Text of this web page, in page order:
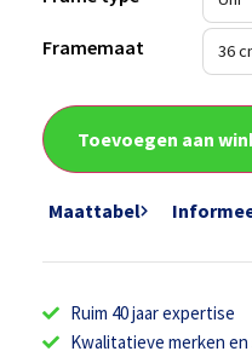
Framemaat
Toevoegen aan
Maattabel
Ruim 40 jaar expertise
Kwalitatieve merken en